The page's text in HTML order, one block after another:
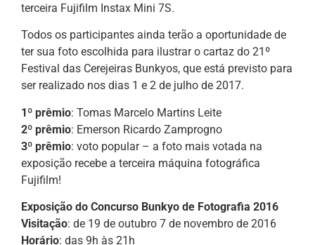
terceira Fujifilm Instax Mini 7S.
Todos os participantes ainda terão a oportunidade de
ter sua foto escolhida para ilustrar o cartaz do 21º
Festival das Cerejeiras Bunkyos, que está previsto para
ser realizado nos dias 1 e 2 de julho de 2017.
1º prêmio: Tomas Marcelo Martins Leite
2º prêmio: Emerson Ricardo Zamprogno
3º prêmio: voto popular – a foto mais votada na
exposição recebe a terceira máquina fotográfica
Fujifilm!
Exposição do Concurso Bunkyo de Fotografia 2016
Visitação: de 19 de outubro 7 de novembro de 2016
Horário: das 9h às 21h